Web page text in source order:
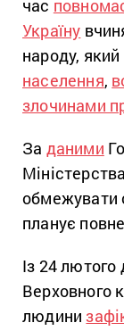
час
Україну
народу,
населення,
злочинами
За даними
обмежувати
планує
Із 24
Верховного
людини